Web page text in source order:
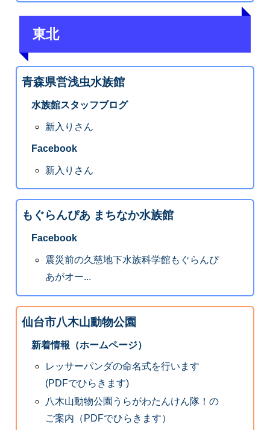
東北
青森県営浅虫水族館
水族館スタッフブログ
新入りさん
Facebook
新入りさん
もぐらんぴあ まちなか水族館
Facebook
震災前の久慈地下水族科学館もぐらんぴ
あがオー...
仙台市八木山動物公園
新着情報（ホームページ）
レッサーパンダの命名式を行います
(PDFでひらきます)
八木山動物公園うらがわたんけん隊！の
ご案内（PDFでひらきます）